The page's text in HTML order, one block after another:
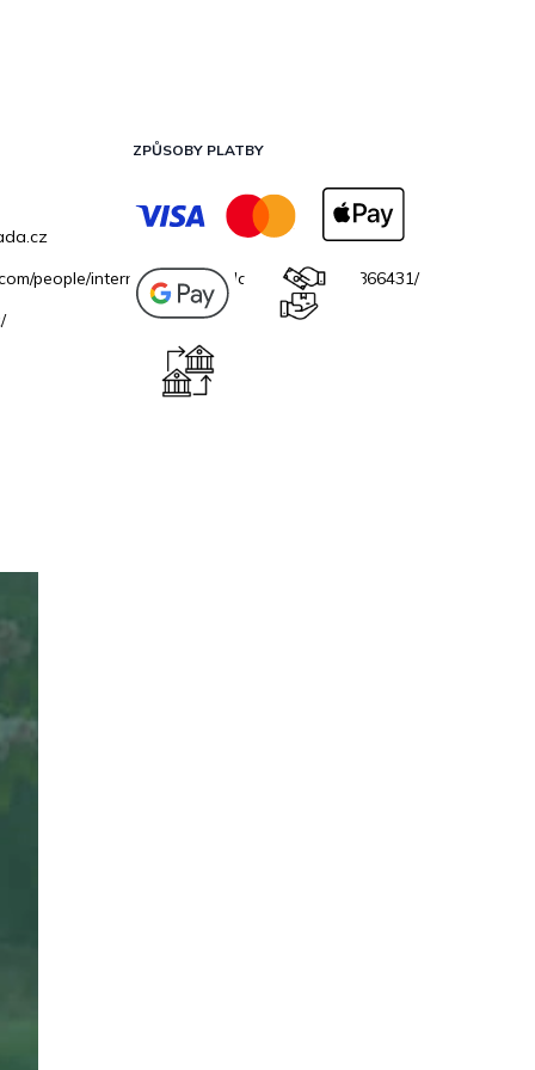
people/internetovazahradacz/100069706866431/
ZPŮSOBY PLATBY